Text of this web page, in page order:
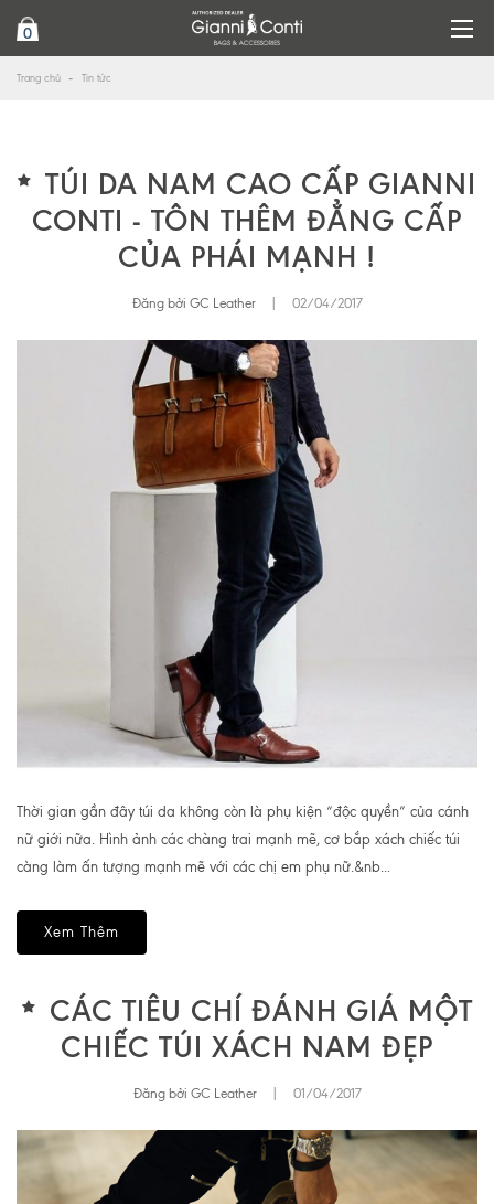
0
Trang chủ Tin tức
TÚI DA NAM CAO CẤP GIANNI
CONTI - TÔN THÊM ĐẲNG CẤP
CỦA PHÁI MẠNH !
Đăng bởi GC Leather 02/04/2017
Thời gian gần đây túi da không còn là phụ kiện “độc quyền” của cánh
nữ giới nữa. Hình ảnh các chàng trai mạnh mẽ, cơ bắp xách chiếc túi
càng làm ấn tượng mạnh mẽ với các chị em phụ nữ.&nb...
Xem Thêm
CÁC TIÊU CHÍ ĐÁNH GIÁ MỘT
CHIẾC TÚI XÁCH NAM ĐẸP
Đăng bởi GC Leather 01/04/2017